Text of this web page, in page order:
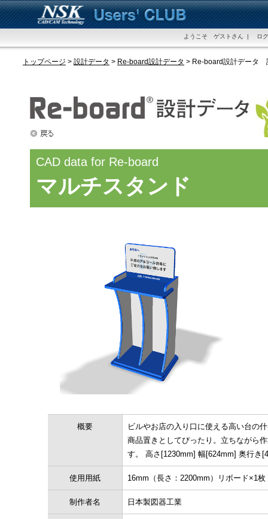
ようこそ ゲストさん | ロ
トップページ > 設計データ > Re-board設計データ > Re-board設計データ
CAD data for Re-board
マルチスタンド
概要
ビルやお店の入り口に使える高い台の
商品置きとしてぴったり。立ちながら
す。 高さ[1230mm] 幅[624mm] 奥行き
使用用紙 16mm（長さ：2200mm）リボード×1枚
制作者名 日本製図器工業